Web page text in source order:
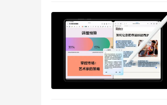
功?是不是我们希望它们能够改
子。直到最近IBM和Oracle推
影响一些业内人士认为磁带要
你。在你听到那些豪言壮语之
我有一句话：细节很重要。当